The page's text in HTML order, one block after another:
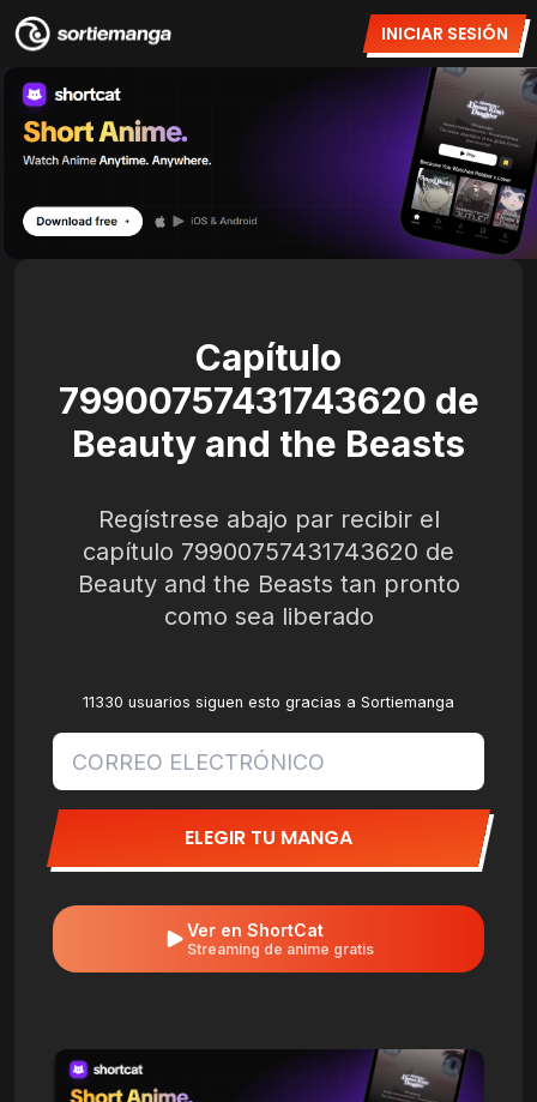
INICIAR SESIÓN
Capítulo
79900757431743620 de
Beauty and the Beasts
Regístrese abajo par recibir el
capítulo 79900757431743620 de
Beauty and the Beasts tan pronto
como sea liberado
11330 usuarios siguen esto gracias a Sortiemanga
ELEGIR TU MANGA
Ver en ShortCat
Streaming de anime gratis